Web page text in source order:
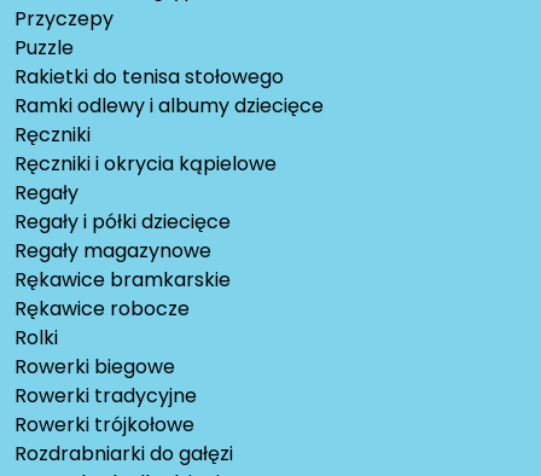
Przyczepy
Puzzle
Rakietki do tenisa stołowego
Ramki odlewy i albumy dziecięce
Ręczniki
Ręczniki i okrycia kąpielowe
Regały
Regały i półki dziecięce
Regały magazynowe
Rękawice bramkarskie
Rękawice robocze
Rolki
Rowerki biegowe
Rowerki tradycyjne
Rowerki trójkołowe
Rozdrabniarki do gałęzi